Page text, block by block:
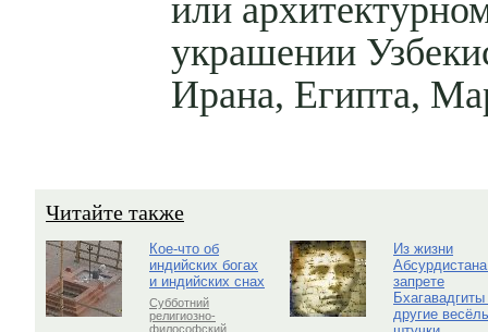
или
украшении
Ирана, Египта,
Читайте также
Кое-что об
индийских богах
и индийских снах
Субботний
религиозно-
философский
Из жизни
запрете
Бхагавадгиты
другие